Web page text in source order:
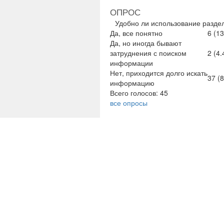
ОПРОС
Удобно ли использование
Да, все понятно
6
Да, но иногда бывают
затруднения с поиском
информации
2
Нет, приходится долго искать
информацию
37
Всего голосов: 45
все опросы